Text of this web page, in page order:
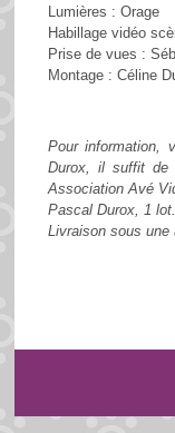
Lumières : Orage
Habillage vidéo
Prise de vues :
Montage : Céline
Pour information,
Durox, il suffit de
Association Avé
Pascal Durox, 1
Livraison sous une